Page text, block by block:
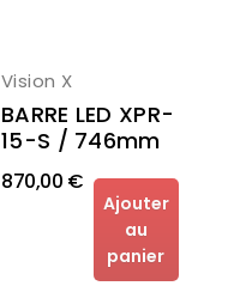
Vision X
BARRE LED XPR-
15-S / 746mm
870,00 €
Ajouter
au
panier